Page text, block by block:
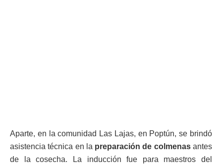
Aparte, en la comunidad Las Lajas, en Poptún, se brindó
asistencia técnica en la preparación de colmenasantes
de la cosecha. La inducción fue para maestros del